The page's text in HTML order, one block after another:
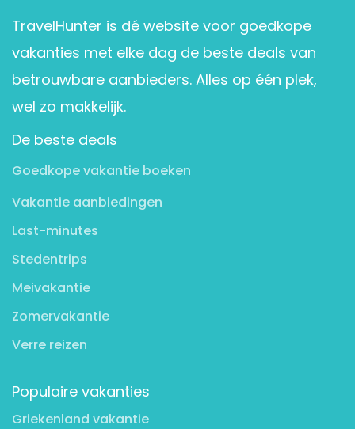
TravelHunter is dé website voor goedkope
vakanties met elke dag de beste deals van
betrouwbare aanbieders. Alles op één plek,
wel zo makkelijk.
De beste deals
Goedkope vakantie boeken
Vakantie aanbiedingen
Last-minutes
Stedentrips
Meivakantie
Zomervakantie
Verre reizen
Populaire vakanties
Griekenland vakantie